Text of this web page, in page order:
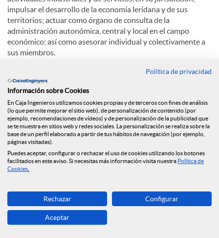
impulsar el desarrollo de la economía leridana y de sus
territorios; actuar como órgano de consulta de la
administración autonómica, central y local en el campo
económico; así como asesorar individual y colectivamente a
sus miembros.
La Cámara de Comercio de Lleida está integrada por todas
las personas, naturales y jurídicas, que ejerzan su actividad
mercantil, industrial o de servicios en la demarcación de la
Cámara, que alcanza todo el territorio de las comarcas de
Lleida a excepción de los municipios que dependen
territorialmente de la Cámara de Comercio y Industria de
Tàrrega. Estos electores tienen derecho a participar a ser
presentación de la Corporación, que es el Pleno.
destacan: intervenir como árbitro de equidad en litigios;
crear o administrar entidades impulsoras del desarrollo
económico; potenciar la exportación; estimular la
investigación; participar en sociedades de desarrollo;
Política de privacidad
Información sobre Cookies
En Caja Ingenieros utilizamos cookies propias y de terceros con fines de análisis
(lo que permite mejorar el sitio web), de personalización de contenido (por
ejemplo, recomendaciones de vídeos) y de personalización de la publicidad que
se te muestra en sitios web y redes sociales. La personalización se realiza sobre la
base de un perfil elaborado a partir de tus hábitos de navegación (por ejemplo,
páginas visitadas).
Puedes aceptar, configurar o rechazar el uso de cookies utilizando los botones
facilitados en este aviso. Si necesitas más información visita nuestra Política de
Cookies
Rechazar Configurar
Aceptar